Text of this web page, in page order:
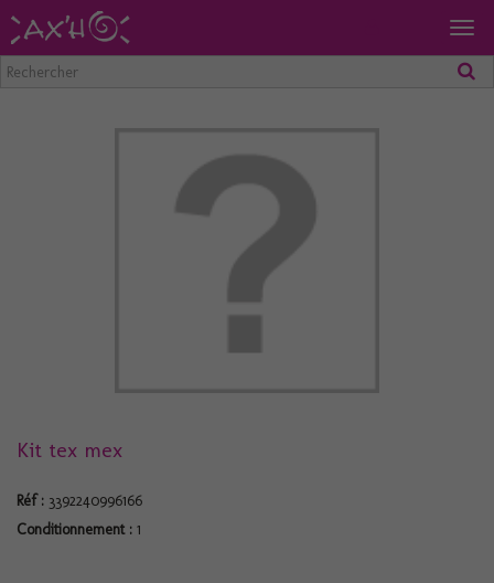
Kit tex mex
Réf : 3392240996166
Conditionnement : 1